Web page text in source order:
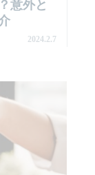
意外と
2024.2.7